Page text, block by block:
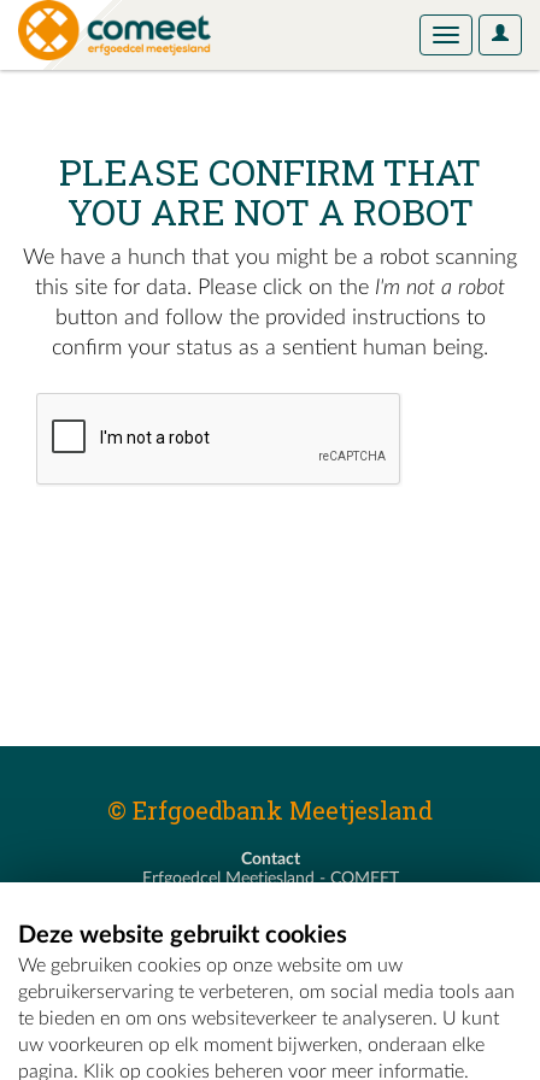
User
Toggle
PLEASE CONFIRM THAT
YOU ARE NOT A ROBOT
We have a hunch that you might be a robot scanning
this site for data. Please click on the I'm not a robot
button and follow the provided instructions to
confirm your status as a sentient human being.
© Erfgoedbank Meetjesland
Contact
Erfgoedcel Meetjesland - COMEET
T - 09 373 75 96
E -erfgoedcel@comeet.be
Deze website gebruikt cookies
We gebruiken cookies op onze website om uw
gebruikerservaring te verbeteren, om social media tools aan
te bieden en om ons websiteverkeer te analyseren. U kunt
uw voorkeuren op elk moment bijwerken, onderaan elke
pagina. Klik op cookies beheren voor meer informatie.